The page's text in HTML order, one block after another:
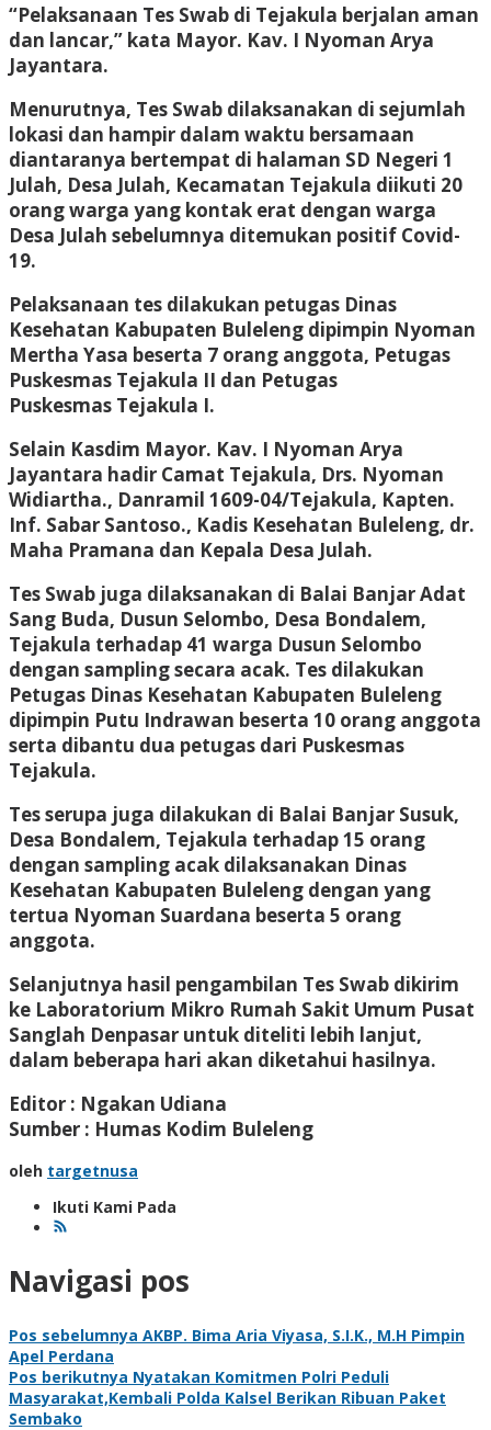
“Pelaksanaan Tes Swab di Tejakula berjalan aman
dan lancar,” kata Mayor. Kav. I Nyoman Arya
Jayantara.
Menurutnya, Tes Swab dilaksanakan di sejumlah
lokasi dan hampir dalam waktu bersamaan
diantaranya bertempat di halaman SD Negeri 1
Julah, Desa Julah, Kecamatan Tejakula diikuti 20
orang warga yang kontak erat dengan warga
Desa Julah sebelumnya ditemukan positif Covid-
19.
Pelaksanaan tes dilakukan petugas Dinas
Kesehatan Kabupaten Buleleng dipimpin Nyoman
Mertha Yasa beserta 7 orang anggota, Petugas
Puskesmas Tejakula II dan Petugas
Puskesmas Tejakula I.
Selain Kasdim Mayor. Kav. I Nyoman Arya
Jayantara hadir Camat Tejakula, Drs. Nyoman
Widiartha., Danramil 1609-04/Tejakula, Kapten.
Inf. Sabar Santoso., Kadis Kesehatan Buleleng, dr.
Maha Pramana dan Kepala Desa Julah.
Tes Swab juga dilaksanakan di Balai Banjar Adat
Sang Buda, Dusun Selombo, Desa Bondalem,
Tejakula terhadap 41 warga Dusun Selombo
dengan sampling secara acak. Tes dilakukan
Petugas Dinas Kesehatan Kabupaten Buleleng
dipimpin Putu Indrawan beserta 10 orang anggota
serta dibantu dua petugas dari Puskesmas
Tejakula.
Tes serupa juga dilakukan di Balai Banjar Susuk,
Desa Bondalem, Tejakula terhadap 15 orang
dengan sampling acak dilaksanakan Dinas
Kesehatan Kabupaten Buleleng dengan yang
tertua Nyoman Suardana beserta 5 orang
anggota.
Selanjutnya hasil pengambilan Tes Swab dikirim
ke Laboratorium Mikro Rumah Sakit Umum Pusat
Sanglah Denpasar untuk diteliti lebih lanjut,
dalam beberapa hari akan diketahui hasilnya.
Editor : Ngakan Udiana
Sumber : Humas Kodim Buleleng
oleh targetnusa
Ikuti Kami Pada
Navigasi pos
Pos sebelumnya AKBP. Bima Aria Viyasa, S.I.K., M.H Pimpin
Apel Perdana
Pos berikutnya Nyatakan Komitmen Polri Peduli
Masyarakat,Kembali Polda Kalsel Berikan Ribuan Paket
Sembako